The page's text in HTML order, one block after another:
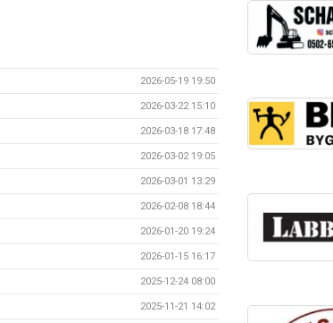
2026-05-19 19:50
2026-03-22 15:10
2026-03-18 17:48
2026-03-02 19:05
2026-03-01 13:29
2026-02-08 18:44
2026-01-20 19:24
2026-01-15 16:17
2025-12-24 08:00
2025-11-21 14:02